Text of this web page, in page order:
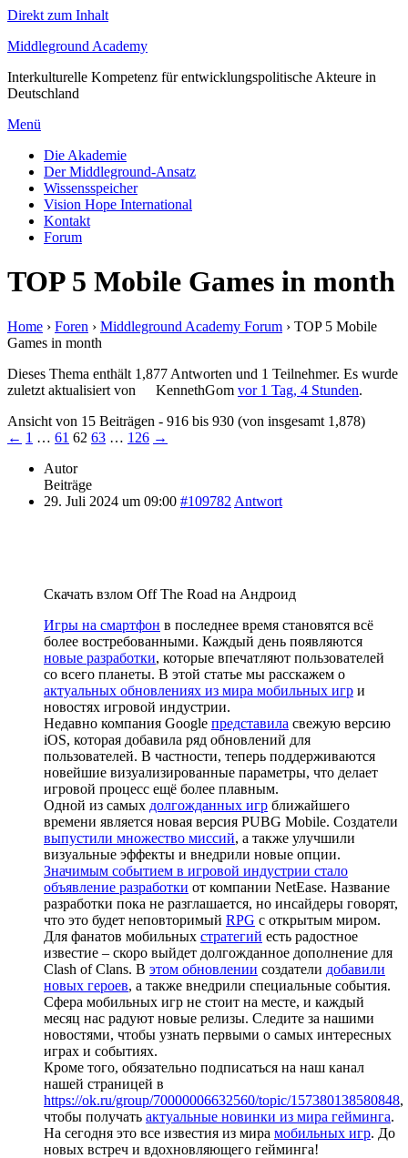
Direkt zum Inhalt
Middleground Academy
Interkulturelle Kompetenz für entwicklungspolitische Akteure in
Deutschland
Menü
Die Akademie
Der Middleground-Ansatz
Wissensspeicher
Vision Hope International
Kontakt
Forum
TOP 5 Mobile Games in month
Home › Foren › Middleground Academy Forum › TOP 5 Mobile
Games in month
Dieses Thema enthält 1,877 Antworten und 1 Teilnehmer. Es wurde
zuletzt aktualisiert von
KennethGom vor 1 Tag, 4 Stunden.
Ansicht von 15 Beiträgen - 916 bis 930 (von insgesamt 1,878)
← 1 … 61 62 63 … 126 →
Autor
Beiträge
29. Juli 2024 um 09:00 #109782 Antwort
Скачать взлом Off The Road на Андроид
Игры на смартфон в последнее время становятся всё
более востребованными. Каждый день появляются
новые разработки, которые впечатляют пользователей
со всего планеты. В этой статье мы расскажем о
актуальных обновлениях из мира мобильных игр и
новостях игровой индустрии.
Недавно компания Google представила свежую версию
iOS, которая добавила ряд обновлений для
пользователей. В частности, теперь поддерживаются
новейшие визуализированные параметры, что делает
игровой процесс ещё более плавным.
Одной из самых долгожданных игр ближайшего
времени является новая версия PUBG Mobile. Создатели
выпустили множество миссий, а также улучшили
визуальные эффекты и внедрили новые опции.
Значимым событием в игровой индустрии стало
объявление разработки от компании NetEase. Название
разработки пока не разглашается, но инсайдеры говорят,
что это будет неповторимый RPG с открытым миром.
Для фанатов мобильных стратегий есть радостное
известие – скоро выйдет долгожданное дополнение для
Clash of Clans. В этом обновлении создатели добавили
новых героев, а также внедрили специальные события.
Сфера мобильных игр не стоит на месте, и каждый
месяц нас радуют новые релизы. Следите за нашими
новостями, чтобы узнать первыми о самых интересных
играх и событиях.
Кроме того, обязательно подписаться на наш канал
нашей страницей в
https://ok.ru/group/70000006632560/topic/157380138580848,
чтобы получать актуальные новинки из мира гейминга.
На сегодня это все известия из мира мобильных игр. До
новых встреч и вдохновляющего гейминга!